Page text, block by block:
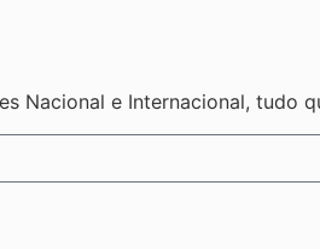
Nacional e Internacional, tudo